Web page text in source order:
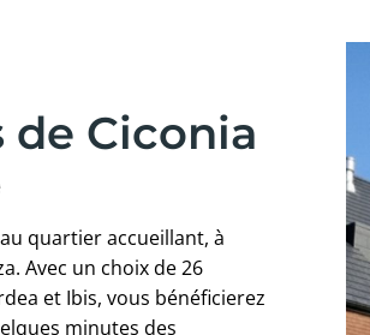
Ciconia
quartier accueillant, à
Avec un choix de 26
et Ibis, vous bénéficierez
minutes des